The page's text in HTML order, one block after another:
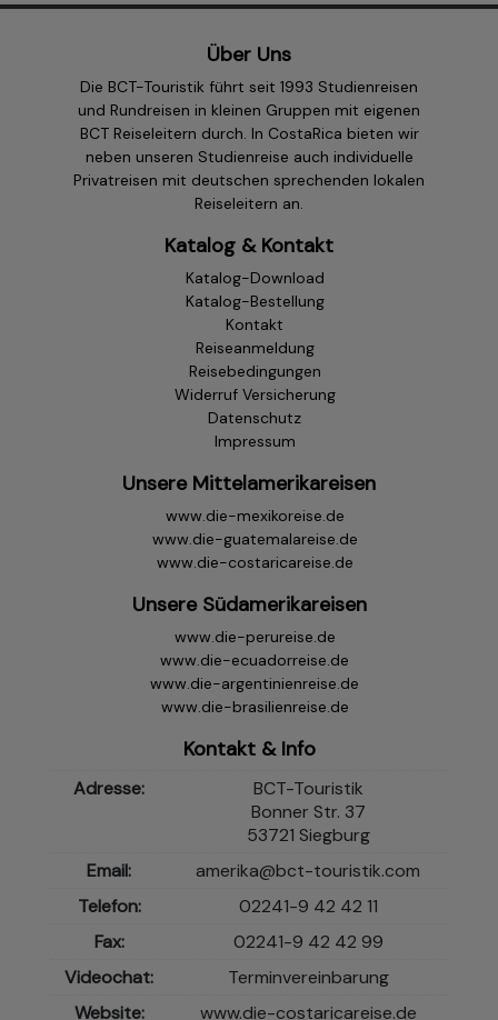
Über Uns
Die BCT-Touristik führt seit 1993 Studienreisen
und Rundreisen in kleinen Gruppen mit eigenen
BCT Reiseleitern durch. In CostaRica bieten wir
neben unseren Studienreise auch individuelle
Privatreisen mit deutschen sprechenden lokalen
Reiseleitern an.
Katalog & Kontakt
Katalog-Download
Katalog-Bestellung
Kontakt
Reiseanmeldung
Reisebedingungen
Widerruf Versicherung
Datenschutz
Impressum
Unsere Mittelamerikareisen
www.die-mexikoreise.de
www.die-guatemalareise.de
www.die-costaricareise.de
Unsere Südamerikareisen
www.die-perureise.de
www.die-ecuadorreise.de
www.die-argentinienreise.de
www.die-brasilienreise.de
Kontakt & Info
Adresse:
BCT-Touristik
Bonner Str. 37
53721 Siegburg
Email:
amerika@bct-touristik.com
Telefon:
02241-9 42 42 11
Fax:
02241-9 42 42 99
Videochat:
Terminvereinbarung
Website:
www.die-costaricareise.de